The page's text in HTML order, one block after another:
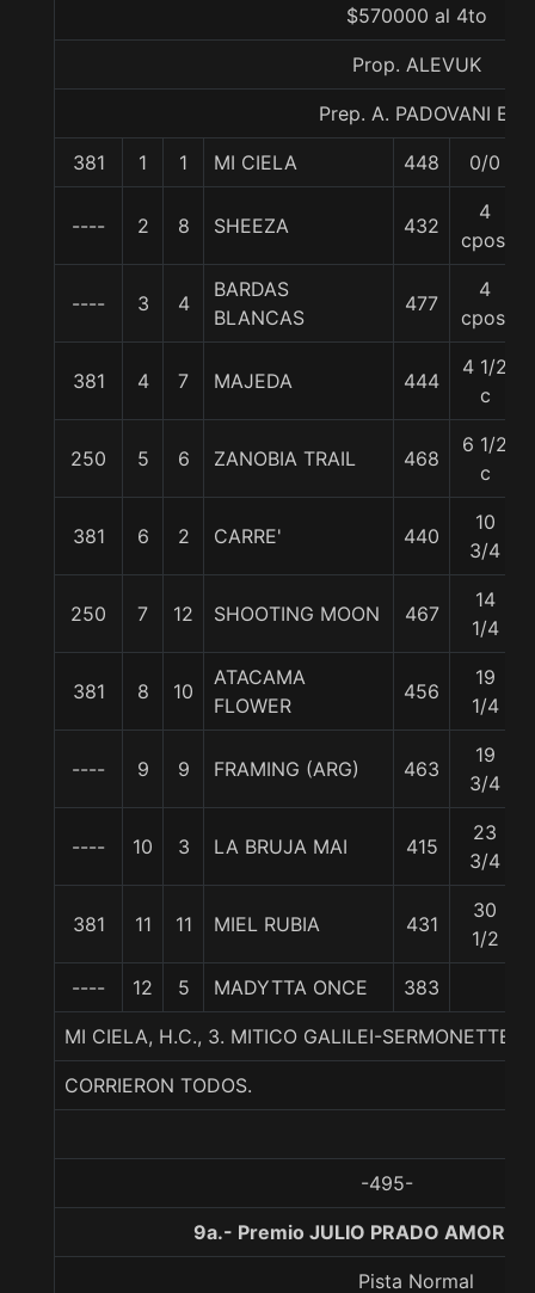
$570000 al 4to
Prop. ALEVUK
Prep. A. PADOVANI E.
381 1 1 MI CIELA 448 0/0
---- 2 8 SHEEZA 432
4
cpos.
---- 3 4
BARDAS
BLANCAS
477
4
cpos.
381 4 7 MAJEDA 444
4 1/2
c
250 5 6 ZANOBIA TRAIL 468
6 1/2
c
381 6 2 CARRE' 440
10
3/4
250 7 12 SHOOTING MOON 467
14
1/4
381 8 10
ATACAMA
FLOWER
456
19
1/4
---- 9 9 FRAMING (ARG) 463
19
3/4
---- 10 3 LA BRUJA MAI 415
23
3/4
381 11 11 MIEL RUBIA 431
30
1/2
---- 12 5 MADYTTA ONCE 383
MI CIELA, H.C., 3. MITICO GALILEI-SERMONETTES
CORRIERON TODOS.
-495-
9a.- Premio JULIO PRADO AMOR,
Pista Normal